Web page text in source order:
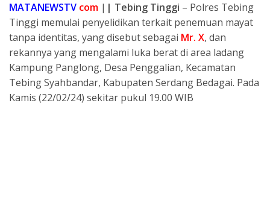
p
p
a
d
s
e
g
r
a
m
a
r
e
MATANEWSTV com | | Tebing Tinggi – Polres Tebing
Tinggi memulai penyelidikan terkait penemuan mayat
tanpa identitas, yang disebut sebagai Mr. X, dan
rekannya yang mengalami luka berat di area ladang
Kampung Panglong, Desa Penggalian, Kecamatan
Tebing Syahbandar, Kabupaten Serdang Bedagai. Pada
Kamis (22/02/24) sekitar pukul 19.00 WIB